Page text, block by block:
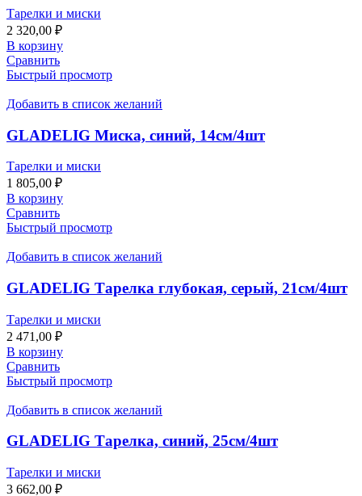
Тарелки и миски
2 320,00 ₽
В корзину
Сравнить
Быстрый просмотр
Добавить в список желаний
GLADELIG Миска, синий, 14см/4шт
Тарелки и миски
1 805,00 ₽
В корзину
Сравнить
Быстрый просмотр
Добавить в список желаний
GLADELIG Тарелка глубокая, серый, 21см/4шт
Тарелки и миски
2 471,00 ₽
В корзину
Сравнить
Быстрый просмотр
Добавить в список желаний
GLADELIG Тарелка, синий, 25см/4шт
Тарелки и миски
3 662,00 ₽